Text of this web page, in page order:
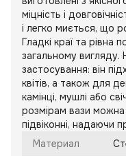
міцність і
і легко миється, що
Гладкі краї та рівна
загальному вигляду.
застосування: він
квітів, а також для
камінці, мушлі або
розмірам вази можна
підвіконні, надаючи
Материал